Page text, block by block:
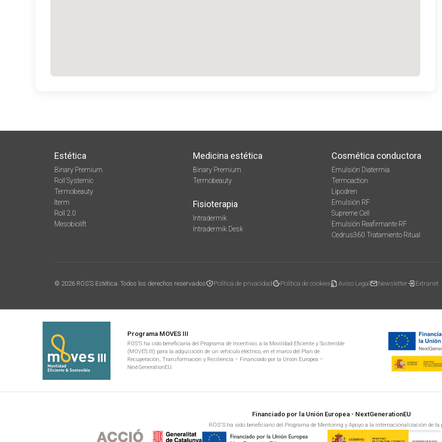
Estética
Binary Premium
Roll Systemic
Termobeauty
Iterm
Roll 2.0
Mesobiolift
Medicina estética
Binary Premium
Termobeauty
Fisioterapia
Intradermik
Intradermik Desk
Cosmética conductora
Emulsión Diatermia
Termoaction
Lipodren
Emulsión RF
Supreme Cell
Emulsión Reafirmante RF
Cedrus360 Tratamiento Ritual
© 2026 RÖS’S Estética. Todos los derechos reservados Política de privacidad Política de cookies Aviso Legal Newsletter Extranet
Programa MOVES III
RÖS'S ha sido beneficiaria del Programa de Incentivos a la Movilidad Eficiente y Sostenible
(MOVES III) para la adquisición de un vehículo eléctrico, en el marco del Plan de
Recuperación, Transformación y Resiliencia – Financiado por la Unión Europea –
NextGenerationEU.
Financiado por la Unión Europea - NextGenerationEU
RÖS'S ha sido beneficiario del Programa de Mentoring y Apoyo a la internacionalización de la